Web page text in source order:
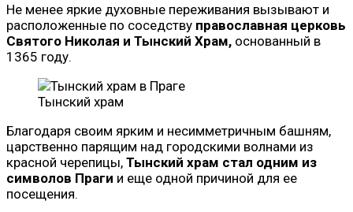
Не менее яркие духовные переживания вызывают и
расположенные по соседству православная церковь
Святого Николая и Тынский Храм, основанный в
1365 году.
Тынский храм
Благодаря своим ярким и несимметричным башням,
царственно парящим над городскими волнами из
красной черепицы, Тынский храм стал одним из
символов Праги и еще одной причиной для ее
посещения.